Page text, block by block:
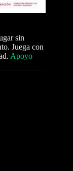
sin
Juega con
Apoyo